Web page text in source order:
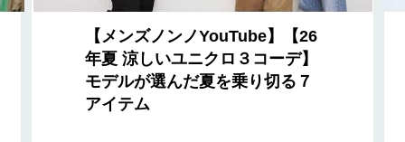
【メンズノンノYouTube】【26
年夏 涼しいユニクロ３コーデ】
モデルが選んだ夏を乗り切る７
アイテム